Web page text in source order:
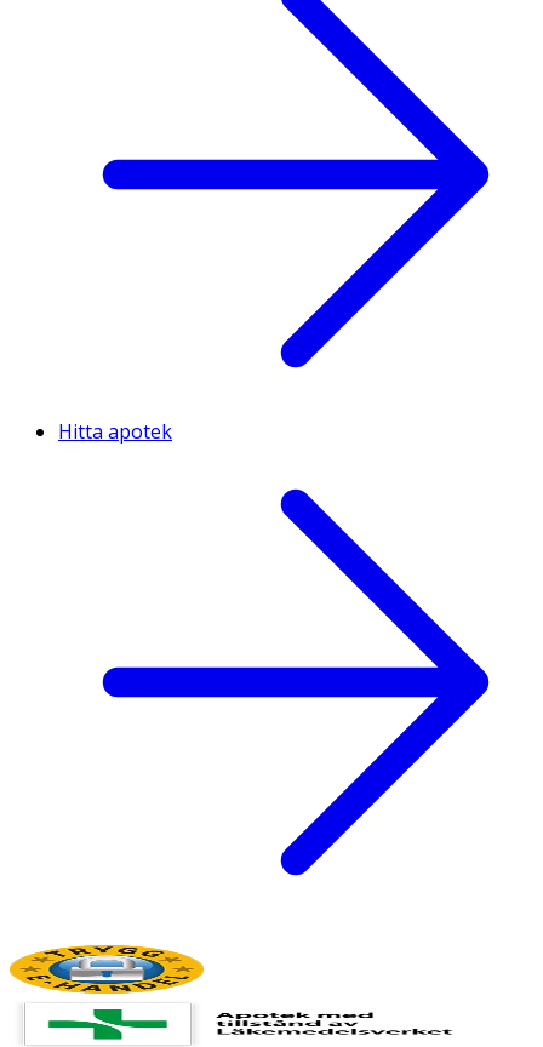
Hitta apotek